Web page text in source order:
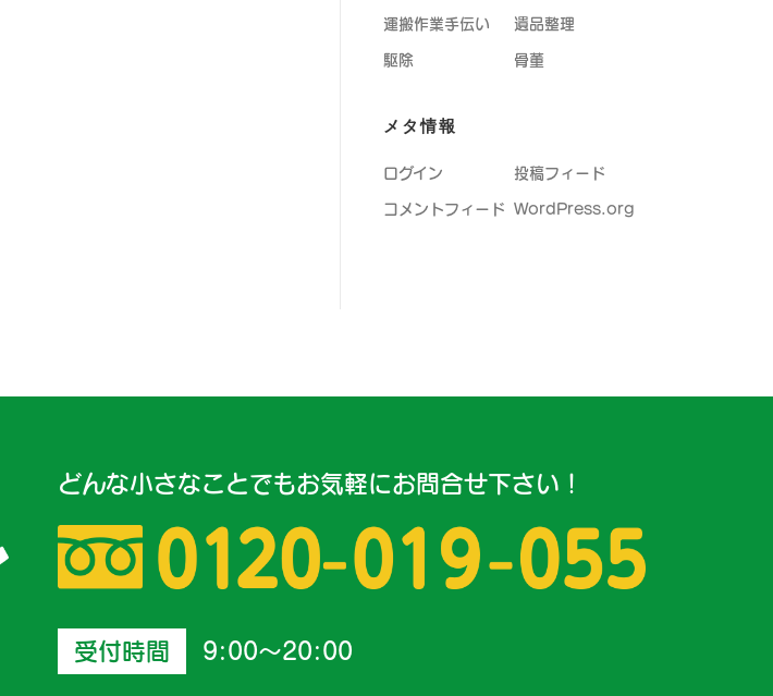
運搬作業手伝い 遺品整理
駆除 骨董
メタ情報
ログイン 投稿フィード
コメントフィード WordPress.org
どんな小さなことでもお気軽にお問合せ下さい！
受付時間 9:00～20:00